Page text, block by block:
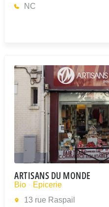
NC
ARTISANS DU MONDE
Bio
Epicerie
13 rue Raspail